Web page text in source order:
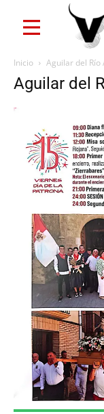
Inicio Aguilar del Río
Aguilar del